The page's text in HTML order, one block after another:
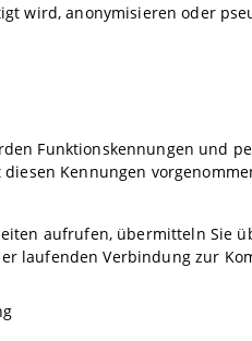
wird, anonymisieren oder
Funktionskennungen und
Kennungen
aufrufen, übermitteln Sie
laufenden Verbindung zur